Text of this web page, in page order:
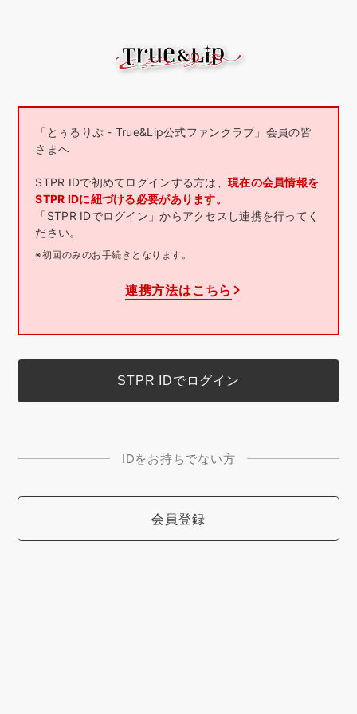
「とぅるりぷ - True&Lip公式ファンクラブ」会員の皆
さまへ
STPR IDで初めてログインする方は、 現在の会員情報を
STPR IDに紐づける必要があります。
「STPR IDでログイン」からアクセスし連携を行ってく
ださい。
※初回のみのお手続きとなります。
連携方法はこちら
IDをお持ちでない方
会員登録